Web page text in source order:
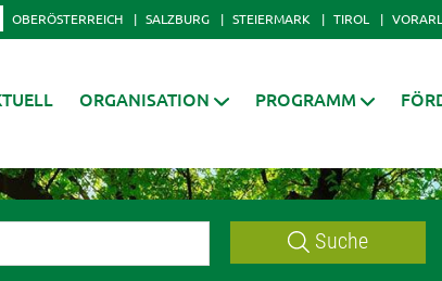
OBERÖSTERREICH SALZBURG STEIERMARK TIROL
ORGANISATION PROGRAMM
Suche